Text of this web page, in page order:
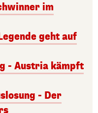
im
geht auf
- Austria kämpft
- Der